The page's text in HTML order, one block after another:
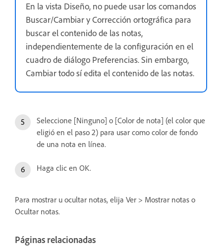
En la vista Diseño, no puede usar los comandos
Buscar/Cambiar y Corrección ortográfica para
buscar el contenido de las notas,
independientemente de la configuración en el
cuadro de diálogo Preferencias. Sin embargo,
Cambiar todo sí edita el contenido de las notas.
Seleccione [Ninguno] o [Color de nota] (el color que
eligió en el paso 2) para usar como color de fondo
de una nota en línea.
Haga clic en OK.
Para mostrar u ocultar notas, elija Ver > Mostrar notas o
Ocultar notas.
Páginas relacionadas